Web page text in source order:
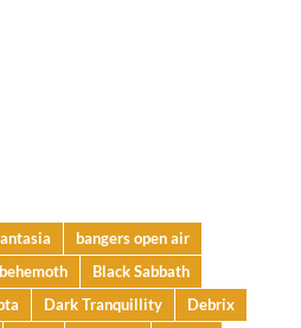
bangers open air
behemoth
Black Sabbath
Dark Tranquillity
Debrix